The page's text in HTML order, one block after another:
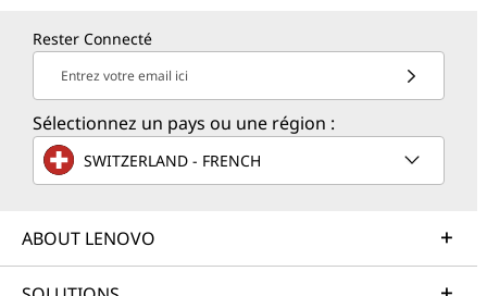
Rester Connecté
Entrez votre email ici
Sélectionnez un pays ou une région :
SWITZERLAND - FRENCH
ABOUT LENOVO